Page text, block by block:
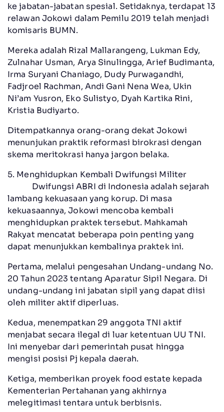
ke jabatan-jabatan spesial. Setidaknya, terdapat 13
relawan Jokowi dalam Pemilu 2019 telah menjadi
komisaris BUMN.
Mereka adalah Rizal Mallarangeng, Lukman Edy,
Zulnahar Usman, Arya Sinulingga, Arief Budimanta,
Irma Suryani Chaniago, Dudy Purwagandhi,
Fadjroel Rachman, Andi Gani Nena Wea, Ukin
Ni’am Yusron, Eko Sulistyo, Dyah Kartika Rini,
Kristia Budiyarto.
Ditempatkannya orang-orang dekat Jokowi
menunjukan praktik reformasi birokrasi dengan
skema meritokrasi hanya jargon belaka.
5. Menghidupkan Kembali Dwifungsi Militer
Dwifungsi ABRI di Indonesia adalah sejarah
lambang kekuasaan yang korup. Di masa
kekuasaannya, Jokowi mencoba kembali
menghidupkan praktek tersebut. Mahkamah
Rakyat mencatat beberapa poin penting yang
dapat menunjukkan kembalinya praktek ini.
Pertama, melalui pengesahan Undang-undang No.
20 Tahun 2023 tentang Aparatur Sipil Negara. Di
undang-undang ini jabatan sipil yang dapat diisi
oleh militer aktif diperluas.
Kedua, menempatkan 29 anggota TNI aktif
menjabat secara ilegal di luar ketentuan UU TNI.
Ini menyebar dari pemerintah pusat hingga
mengisi posisi Pj kepala daerah.
Ketiga, memberikan proyek food estate kepada
Kementerian Pertahanan yang akhirnya
melegitimasi tentara untuk berbisnis.